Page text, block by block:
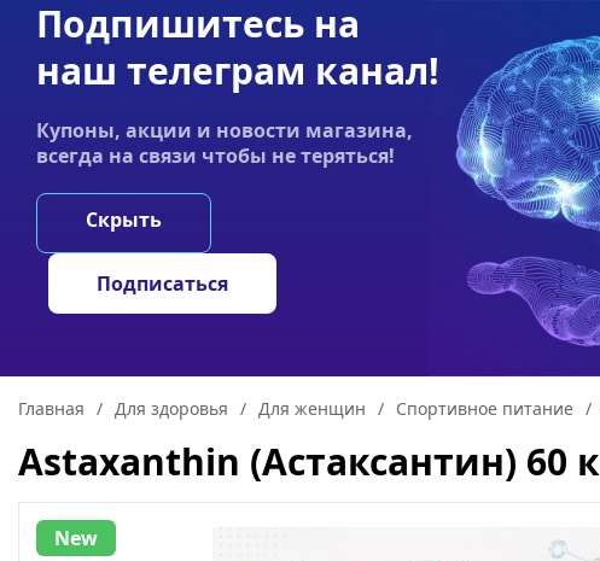
Акции Оплата Статьи
График работы:
Пн-пт 9:00–19:00
E-
НООТРОПЫ ГРИБЫ
Главная / Для здоровья / Для женщин / Спортивное питание /
Astaxanthin (Астаксантин) 60
New
Подпишитесь на
наш телеграм канал!
Купоны, акции и новости магазина,
всегда на связи чтобы не теряться!
Скрыть
Подписаться